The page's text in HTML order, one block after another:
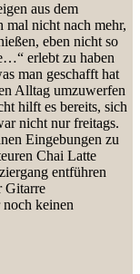
aus dem
mal nicht nach mehr,
eben nicht so
erlebt zu haben
man geschafft hat
Alltag umzuwerfen
hilft es bereits, sich
nicht nur freitags.
Eingebungen zu
Chai Latte
entführen
Gitarre
keinen